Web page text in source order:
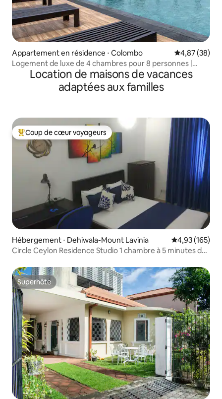
Appartement en résidence ⋅ Colombo Évaluation
4,87 (38)
Logement de luxe de 4 chambres pour 8 personnes |
Piscine avec jacuzzi sur le toit | Colpetty
Location de maisons de vacances
adaptées aux familles
Coups de cœur voyageurs les plus appréciés
Coup de cœur voyageurs
Hébergement ⋅ Dehiwala-Mount Lavinia Évaluation
4,93 (165)
Circle Ceylon Residence Studio 1 chambre à 5 minutes de
Superhôte
Superhôte